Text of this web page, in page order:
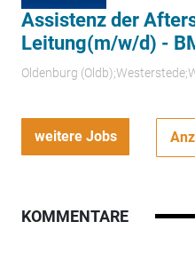
Assistenz der
Leitung(m/w/d) -
Oldenburg
weitere Jobs
KOMMENTARE